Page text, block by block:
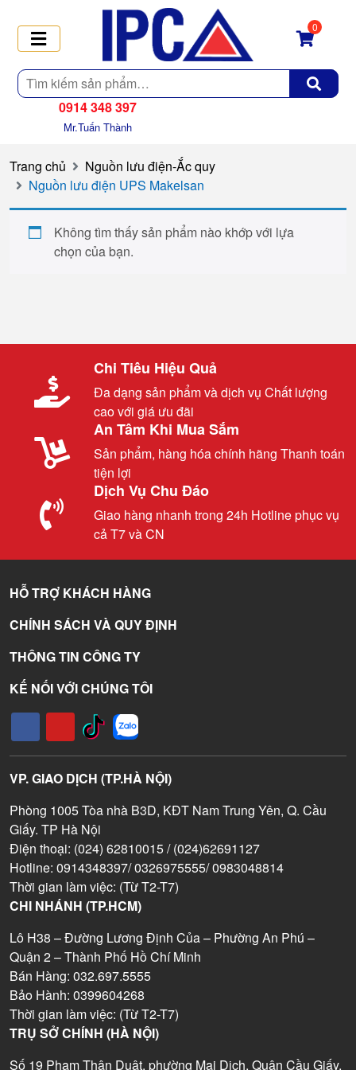
Tìm
kiếm
0
0914 348 397
Mr.Tuấn Thành
Trang chủ
Nguồn lưu điện-Ắc quy
Nguồn lưu điện UPS Makelsan
Không tìm thấy sản phẩm nào khớp với lựa
chọn của bạn.
Chi Tiêu Hiệu Quả
Đa dạng sản phẩm và dịch vụ Chất lượng
cao với giá ưu đãi
An Tâm Khi Mua Sắm
Sản phẩm, hàng hóa chính hãng Thanh toán
tiện lợi
Dịch Vụ Chu Đáo
Giao hàng nhanh trong 24h Hotline phục vụ
cả T7 và CN
HỖ TRỢ KHÁCH HÀNG
CHÍNH SÁCH VÀ QUY ĐỊNH
THÔNG TIN CÔNG TY
KẾ NỐI VỚI CHÚNG TÔI
VP. GIAO DỊCH (TP.HÀ NỘI)
Phòng 1005 Tòa nhà B3D, KĐT Nam Trung Yên, Q. Cầu
Giấy. TP Hà Nội
Điện thoại: (024) 62810015 / (024)62691127
Hotline: 0914348397/ 0326975555/ 0983048814
Thời gian làm việc: (Từ T2-T7)
CHI NHÁNH (TP.HCM)
Lô H38 – Đường Lương Định Của – Phường An Phú –
Quận 2 – Thành Phố Hồ Chí Minh
Bán Hàng: 032.697.5555
Bảo Hành: 0399604268
Thời gian làm việc: (Từ T2-T7)
TRỤ SỞ CHÍNH (HÀ NỘI)
Số 19 Phạm Thận Duật, phường Mai Dịch, Quận Cầu Giấy,